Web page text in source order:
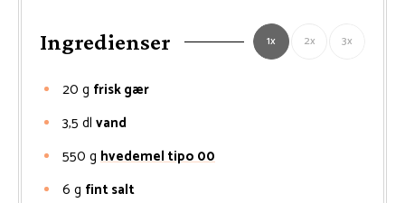
Ingredienser 1x 2x 3x
20 g frisk gær
3,5 dl vand
550 g hvedemel tipo 00
6 g fint salt